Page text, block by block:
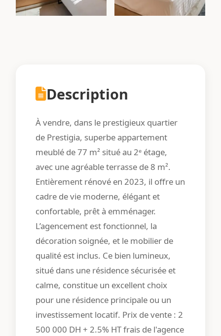
Description
À vendre, dans le prestigieux quartier
de Prestigia, superbe appartement
meublé de 77 m² situé au 2ᵉ étage,
avec une agréable terrasse de 8 m².
Entièrement rénové en 2023, il offre un
cadre de vie moderne, élégant et
confortable, prêt à emménager.
L’agencement est fonctionnel, la
décoration soignée, et le mobilier de
qualité est inclus. Ce bien lumineux,
situé dans une résidence sécurisée et
calme, constitue un excellent choix
pour une résidence principale ou un
investissement locatif. Prix de vente : 2
500 000 DH + 2.5% HT frais de l'agence